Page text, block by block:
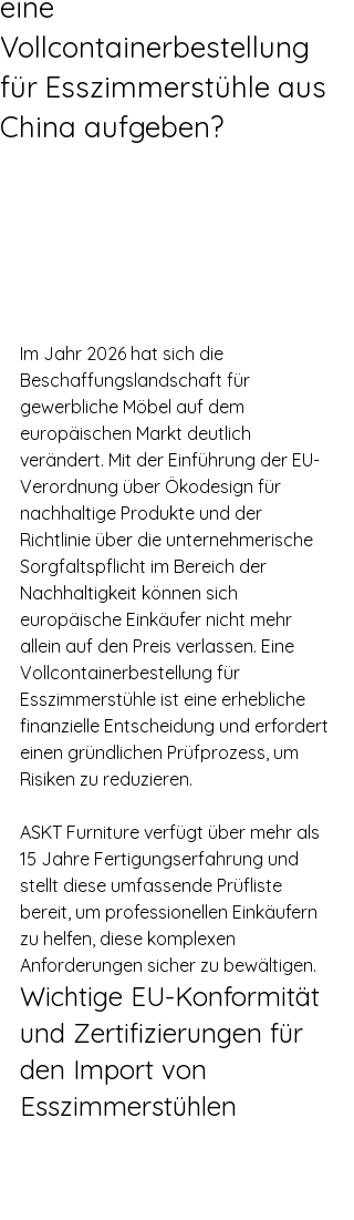
Vollcontainerbestellung
für Esszimmerstühle aus
China aufgeben?
Im Jahr 2026 hat sich die
Beschaffungslandschaft für
gewerbliche Möbel auf dem
europäischen Markt deutlich
verändert. Mit der Einführung der EU-
Verordnung über Ökodesign für
nachhaltige Produkte und der
Richtlinie über die unternehmerische
Sorgfaltspflicht im Bereich der
Nachhaltigkeit können sich
europäische Einkäufer nicht mehr
allein auf den Preis verlassen. Eine
Vollcontainerbestellung für
Esszimmerstühle ist eine erhebliche
finanzielle Entscheidung und erfordert
einen gründlichen Prüfprozess, um
Risiken zu reduzieren.
ASKT Furniture verfügt über mehr als
15 Jahre Fertigungserfahrung und
stellt diese umfassende Prüfliste
bereit, um professionellen Einkäufern
zu helfen, diese komplexen
Anforderungen sicher zu bewältigen.
Wichtige EU-Konformität
und Zertifizierungen für
den Import von
Esszimmerstühlen